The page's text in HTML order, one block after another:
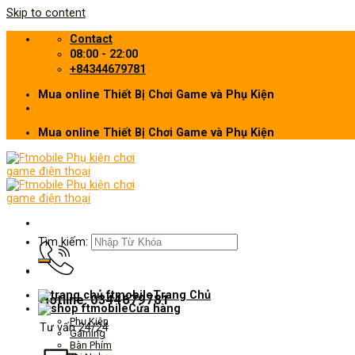
Skip to content
Contact
08:00 - 22:00
+84344679781
Mua online Thiết Bị Chơi Game và Phụ Kiện
Mua online Thiết Bị Chơi Game và Phụ Kiện
Hotline: 0344679781
Tư vấn 24/24
Tìm kiếm:
Trang Chủ
Cửa hàng
Phụ Kiện
Gaming
Bàn Phím